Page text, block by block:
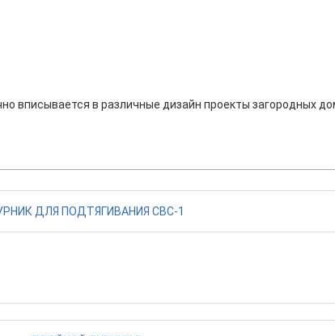
вписывается в различные дизайн проекты загородных